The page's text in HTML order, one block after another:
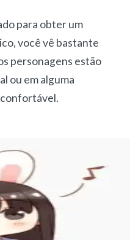
para obter um
você vê bastante
personagens estão
ou em alguma